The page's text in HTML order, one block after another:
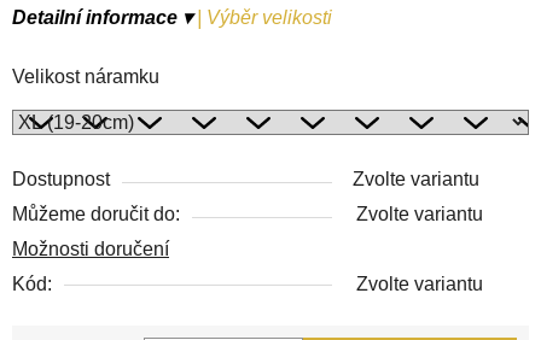
Detailní informace ▾
Výběr velikosti
Velikost náramku
Dostupnost
Zvolte variantu
Můžeme doručit do:
Zvolte variantu
Možnosti doručení
Kód:
Zvolte variantu